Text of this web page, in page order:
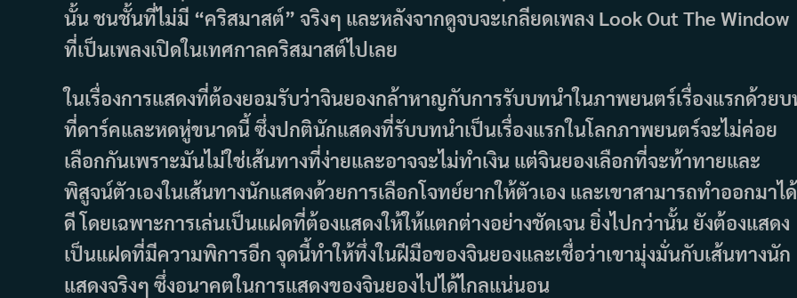
นั้น ชนชั้นที่ไม่มี “คริสมาสต์” จริงๆ และหลังจากดูจบจะเกลียดเพลง Look Out The Window
ที่เป็นเพลงเปิดในเทศกาลคริสมาสต์ไปเลย
ในเรื่องการแสดงที่ต้องยอมรับว่าจินยองกล้าหาญกับการรับบทนำในภาพยนตร์เรื่องแรกด้วย
ที่ดาร์คและหดหู่ขนาดนี้ ซึ่งปกตินักแสดงที่รับบทนำเป็นเรื่องแรกในโลกภาพยนตร์จะไม่ค่อย
เลือกกันเพราะมันไม่ใช่เส้นทางที่ง่ายและอาจจะไม่ทำเงิน แต่จินยองเลือกที่จะท้าทายและ
พิสูจน์ตัวเองในเส้นทางนักแสดงด้วยการเลือกโจทย์ยากให้ตัวเอง และเขาสามารถทำออกมาได้
ดี โดยเฉพาะการเล่นเป็นแฝดที่ต้องแสดงให้ให้แตกต่างอย่างชัดเจน ยิ่งไปกว่านั้น ยังต้องแสดง
เป็นแฝดที่มีความพิการอีก จุดนี้ทำให้ทึ่งในฝีมือของจินยองและเชื่อว่าเขามุ่งมั่นกับเส้นทางนัก
แสดงจริงๆ ซึ่งอนาคตในการแสดงของจินยองไปได้ไกลแน่นอน